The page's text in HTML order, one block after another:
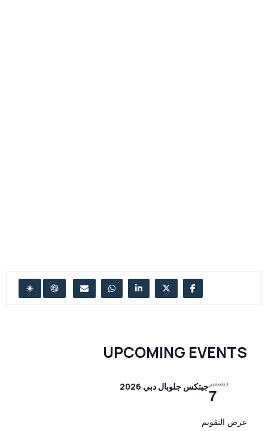
UPCOMING EVENTS
ديسمبر
7جيتكس جلوبال دبي 2026
عرض التقويم